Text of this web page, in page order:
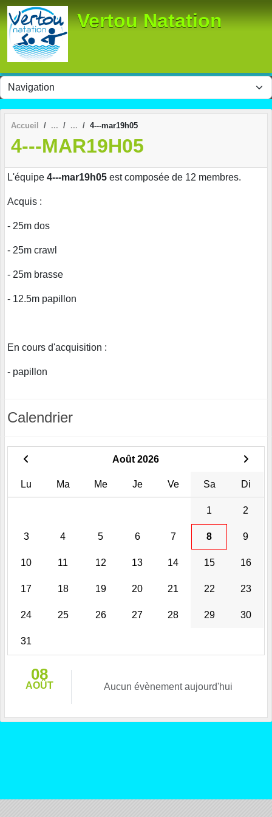
Vertou Natation
Accueil 4---mar19h05
4---MAR19H05
L'équipe 4---mar19h05 est composée de 12 membres.
Acquis :
- 25m dos
- 25m crawl
- 25m brasse
- 12.5m papillon
En cours d'acquisition :
- papillon
Calendrier
Août 2026
Lu Ma Me Je Ve Sa Di
1 2
3 4 5 6 7 8 9
10 11 12 13 14 15 16
17 18 19 20 21 22 23
24 25 26 27 28 29 30
31
08
AOÛT Aucun évènement aujourd'hui
Panneau de gestion des cookies